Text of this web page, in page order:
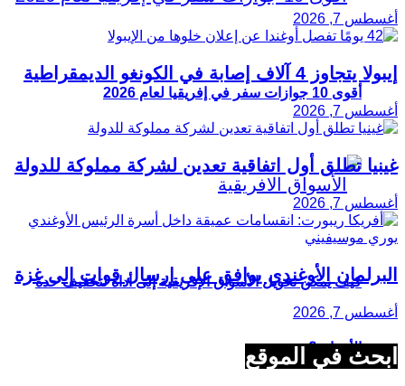
أقوى 10 جوازات سفر في إفريقيا لعام 2026
كيف يمكن تحويل الأسواق الإفريقية إلى أداة لتخفيف حدة
الأزمات؟
أغسطس 7, 2026
إيبولا يتجاوز 4 آلاف إصابة في الكونغو الديمقراطية
أغسطس 7, 2026
غينيا تطلق أول اتفاقية تعدين لشركة مملوكة للدولة
أغسطس 7, 2026
البرلمان الأوغندي يوافق على إرسال قوات إلى غزة
أغسطس 7, 2026
ابحث في الموقع